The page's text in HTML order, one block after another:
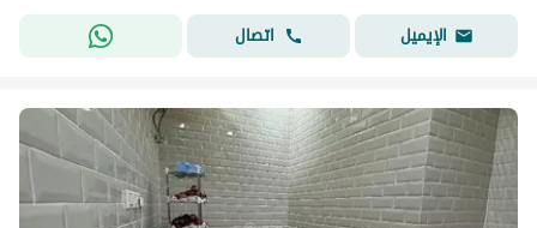
الإيميل
اتصال